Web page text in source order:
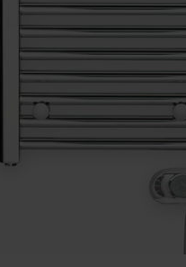
Nederland bv:
Sales International:
Schweiz AG: Datenschutz
Sp. z o.o.: Oświadczenie
UK Limited: Privacy Policy